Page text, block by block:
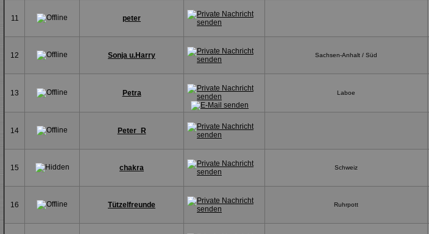
11 peter
12 Sonja u.Harry Sachsen-Anhalt / Süd
13 Petra Laboe
14 Peter_R
15 chakra Schweiz
16 Tützelfreunde Ruhrpott